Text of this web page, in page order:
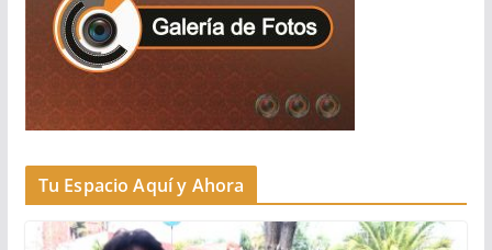
Tu Espacio Aquí y Ahora